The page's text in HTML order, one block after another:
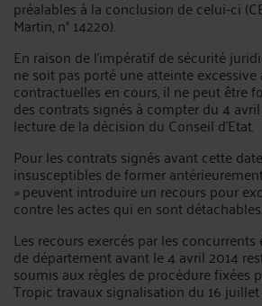
préalables à la conclusion de celui-ci
Martin, n° 14220).
En raison de l’impératif de sécurité
ne soit pas porté une atteinte
contractuelles en cours, il ne peut être
des contrats signés à compter du 4
lecture de la décision du Conseil d’Etat.
Pour les contrats signés avant cette
insusceptibles de former
»peuvent introduire un recours pour
contre les actes qui en sont détachables.
Les recours exercés par les
de département avant le 4 avril 2014
soumis aux règles de procédure fixées
Tropic travaux signalisation du 16